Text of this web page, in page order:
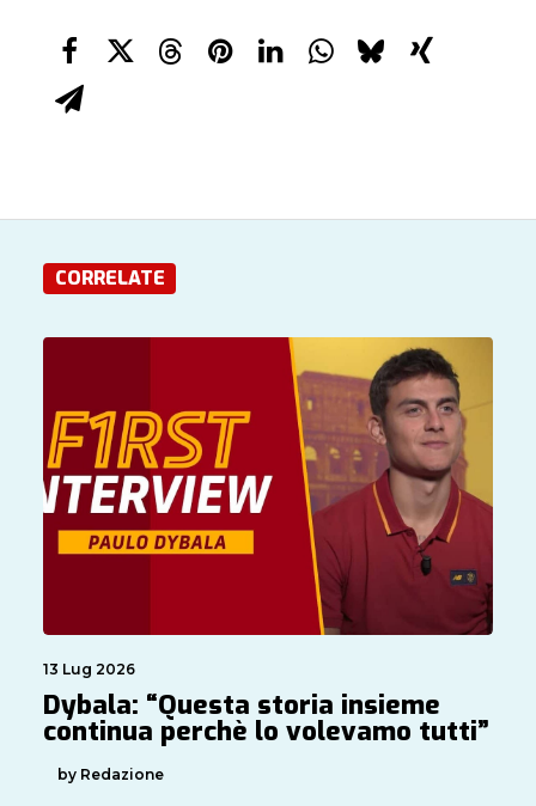
CORRELATE
13 Lug 2026
Dybala: “Questa storia insieme
continua perchè lo volevamo tutti”
by Redazione